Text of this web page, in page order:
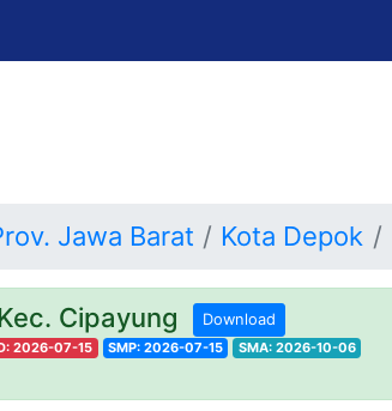
Jawa Barat Kota Depok
Cipayung Download
2026-07-15 SMP: 2026-07-15
SMA: 2026-10-06